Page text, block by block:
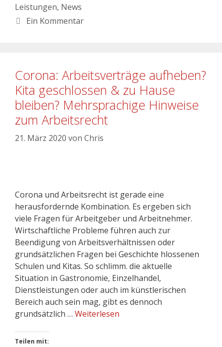
Leistungen, News
Ein Kommentar
Corona: Arbeitsverträge aufheben?
Kita geschlossen & zu Hause
bleiben? Mehrsprachige Hinweise
zum Arbeitsrecht
21. März 2020 von Chris
Corona und Arbeitsrecht ist gerade eine
herausfordernde Kombination. Es ergeben sich
viele Fragen für Arbeitgeber und Arbeitnehmer.
Wirtschaftliche Probleme führen auch zur
Beendigung von Arbeitsverhältnissen oder
grundsätzlichen Fragen bei Geschichte hlossenen
Schulen und Kitas. So schlimm. die aktuelle
Situation in Gastronomie, Einzelhandel,
Dienstleistungen oder auch im künstlerischen
Bereich auch sein mag, gibt es dennoch
grundsätzlich … Weiterlesen
Teilen mit: